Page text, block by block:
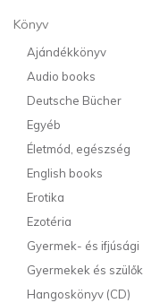
Könyv
Ajándékkönyv
Audio books
Deutsche Bücher
Egyéb
Életmód, egészség
English books
Erotika
Ezotéria
Gyermek- és ifjúsági
Gyermekek és szülők
Hangoskönyv (CD)